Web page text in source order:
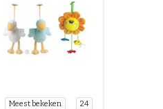
Meest bekeken 24